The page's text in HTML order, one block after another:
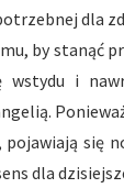
dla
by stanąć
wstydu i
pojawiają się
dla